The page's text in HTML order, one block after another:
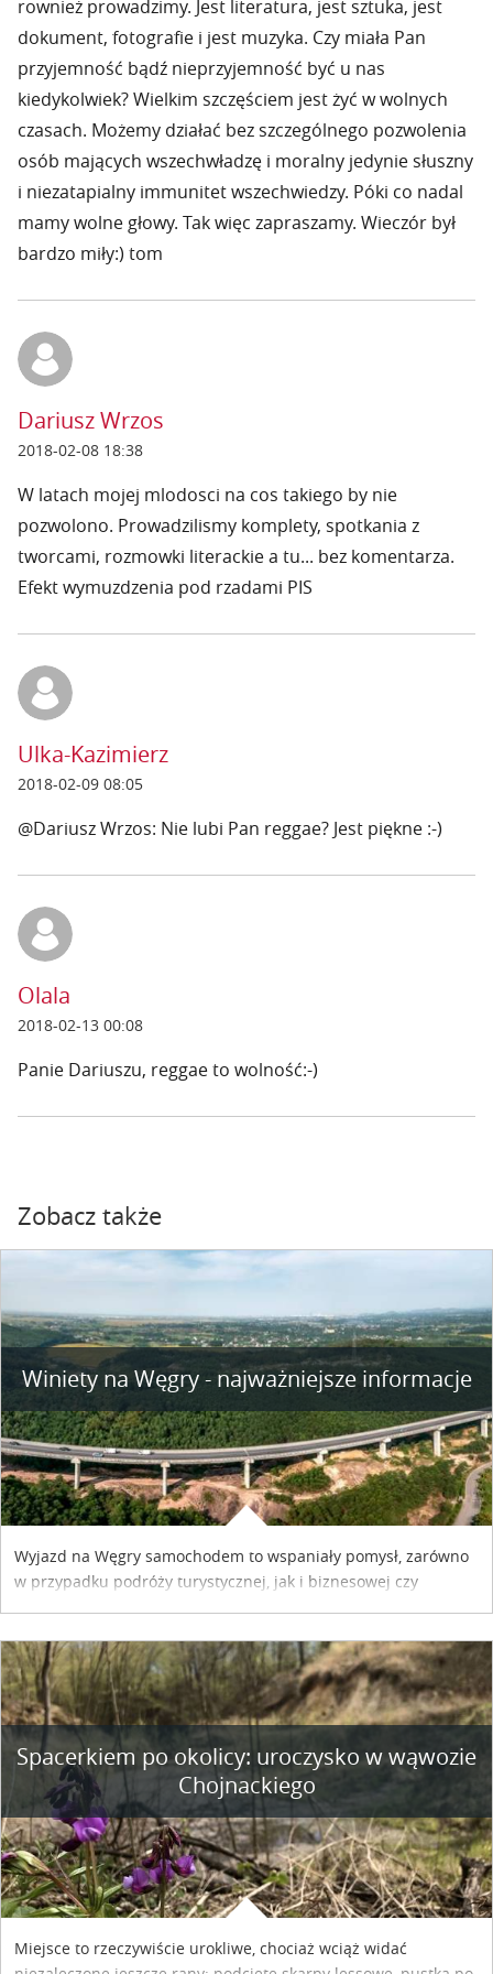
rownież prowadzimy. Jest literatura, jest sztuka, jest
dokument, fotografie i jest muzyka. Czy miała Pan
przyjemność bądź nieprzyjemność być u nas
kiedykolwiek? Wielkim szczęściem jest żyć w wolnych
czasach. Możemy działać bez szczególnego pozwolenia
osób mających wszechwładzę i moralny jedynie słuszny
i niezatapialny immunitet wszechwiedzy. Póki co nadal
mamy wolne głowy. Tak więc zapraszamy. Wieczór był
bardzo miły:) tom
Dariusz Wrzos
2018-02-08 18:38
W latach mojej mlodosci na cos takiego by nie
pozwolono. Prowadzilismy komplety, spotkania z
tworcami, rozmowki literackie a tu... bez komentarza.
Efekt wymuzdzenia pod rzadami PIS
Ulka-Kazimierz
2018-02-09 08:05
@Dariusz Wrzos: Nie lubi Pan reggae? Jest piękne :-)
Olala
2018-02-13 00:08
Panie Dariuszu, reggae to wolność:-)
Zobacz także
Winiety na Węgry - najważniejsze informacje
Wyjazd na Węgry samochodem to wspaniały pomysł, zarówno
w przypadku podróży turystycznej, jak i biznesowej czy
współpracy reklamowej z Hungary Vignette.
Spacerkiem po okolicy: uroczysko w wąwozie
Chojnackiego
Miejsce to rzeczywiście urokliwe, chociaż wciąż widać